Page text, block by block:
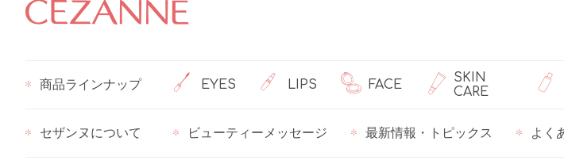
商品ラインナップ EYES LIPS FACE
SKIN
CARE
セザンヌについて ビューティーメッセージ 最新情報・トピックス よく